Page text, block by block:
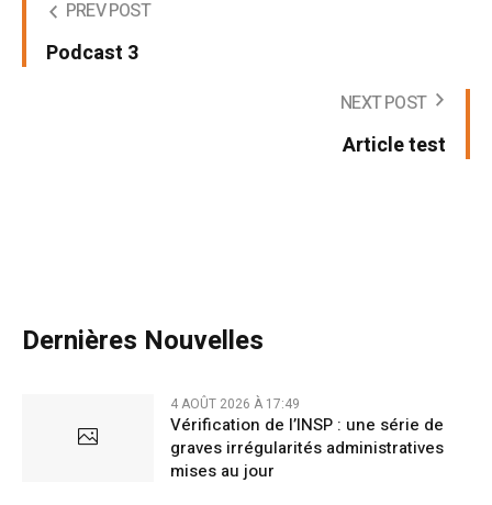
PREV POST
Podcast 3
NEXT POST
Article test
Dernières Nouvelles
4 AOÛT 2026 À 17:49
Vérification de l’INSP : une série de
graves irrégularités administratives
mises au jour